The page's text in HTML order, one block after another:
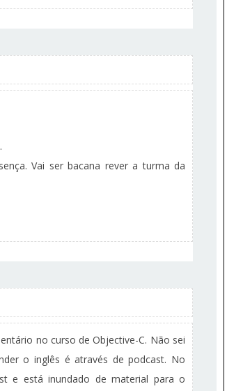
Vai ser bacana rever a turma da
no curso de Objective-C. Não sei
o inglês é através de podcast. No
e está inundado de material para o